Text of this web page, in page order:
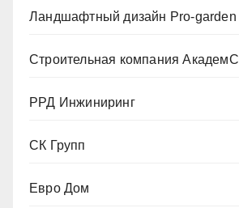
Ландшафтный дизайн Pro-garden
Строительная компания
РРД Инжиниринг
СК Групп
Евро Дом